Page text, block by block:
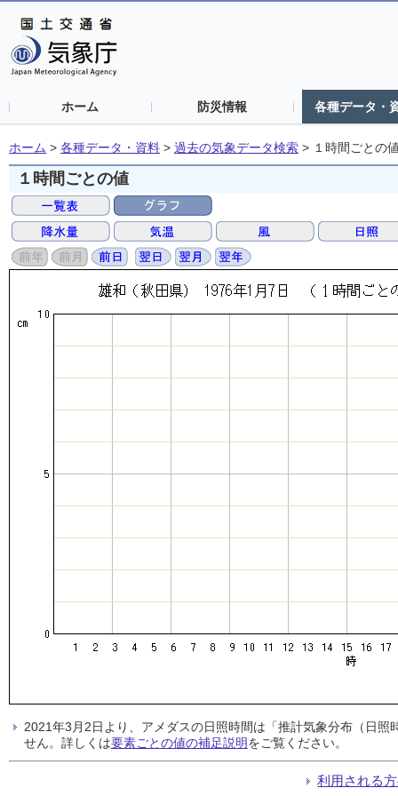
ホーム 防災情報 各種データ・
ホーム > 各種データ・資料 > 過去の気象データ検索 > １時間ごとの
１時間ごとの値
2021年3月2日より、アメダスの日照時間は「推計気象分布（日
せん。詳しくは要素ごとの値の補足説明をご覧ください。
利用される